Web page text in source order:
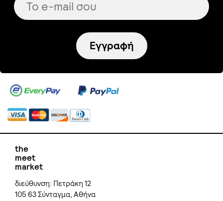
Εγγραφή
the
meet
market
διεύθυνση: Πετράκη 12
105 63 Σύνταγμα, Αθήνα